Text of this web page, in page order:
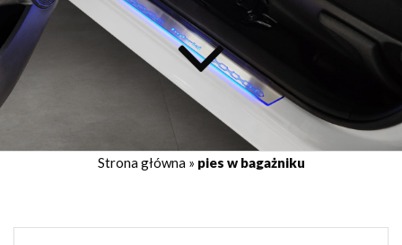
Strona główna» pies w bagażniku